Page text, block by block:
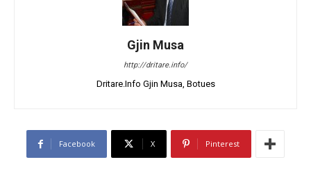
Gjin Musa
http://dritare.info/
Dritare.Info Gjin Musa, Botues
Facebook X Pinterest